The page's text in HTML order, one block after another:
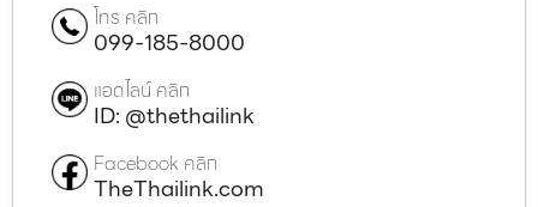
โทร คลิก
099-185-8000
แอดไลน์ คลิก
ID: @thethailink
Facebook คลิก
TheThailink.com